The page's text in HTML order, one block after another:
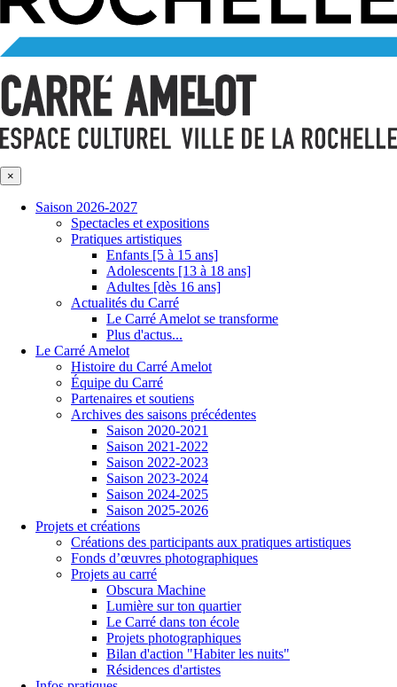
×
Saison 2026-2027
Spectacles et expositions
Pratiques artistiques
Enfants [5 à 15 ans]
Adolescents [13 à 18 ans]
Adultes [dès 16 ans]
Actualités du Carré
Le Carré Amelot se transforme
Plus d'actus...
Le Carré Amelot
Histoire du Carré Amelot
Équipe du Carré
Partenaires et soutiens
Archives des saisons précédentes
Saison 2020-2021
Saison 2021-2022
Saison 2022-2023
Saison 2023-2024
Saison 2024-2025
Saison 2025-2026
Projets et créations
Créations des participants aux pratiques artistiques
Fonds d’œuvres photographiques
Projets au carré
Obscura Machine
Lumière sur ton quartier
Le Carré dans ton école
Projets photographiques
Bilan d'action "Habiter les nuits"
Résidences d'artistes